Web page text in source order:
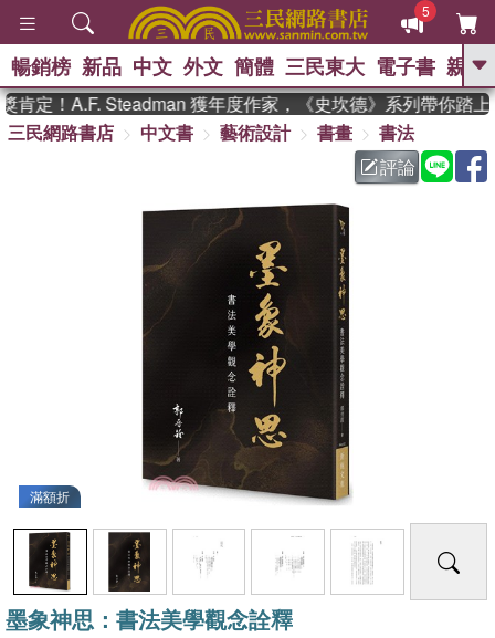
5
GO
熱搜： 東野圭吾 、 高希均教授回憶錄
父親節 、 如果歷
暑期推薦 、 國際布克
獎 臺灣漫遊錄 、 方念華
登輝時代
、 數學女孩：黎曼猜想
偉大的迷走神經
暢銷榜 新品 中文 外文 簡體 三民東大 電子書 親子
定！A.F. Steadman 獲年度作家，《史坎德》系列帶你踏上熱
三民網路書店
中文書 藝術設計 書畫
書法
評論
滿額折
墨象神思：書法美學觀念詮釋